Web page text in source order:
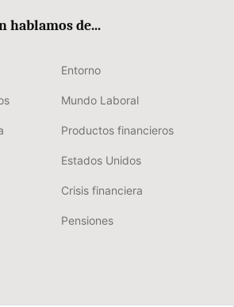
hablamos de...
Entorno
Mundo Laboral
Productos financieros
Estados Unidos
Crisis financiera
Pensiones